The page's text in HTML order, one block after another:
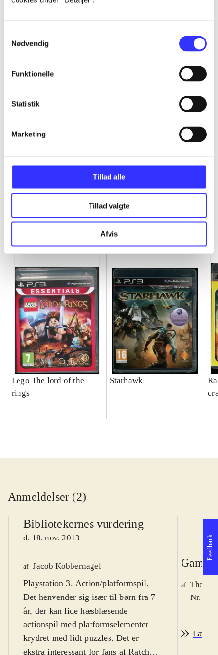
Nødvendig
Funktionelle
Statistik
Marketing
Tillad alle
Tillad valgte
Afvis
Minder om
Lego The lord of the
rings
Starhawk
Anmeldelser (2)
Bibliotekernes vurdering
d. 18. nov. 2013
af Jacob Kobbernagel
Playstation 3. Action/platformspil.
Det henvender sig især til børn fra 7
år, der kan lide hæsblæsende
actionspil med platformselementer
krydret med lidt puzzles. Det er
ekstra interessant for fans af Ratchet
Game
af
Nr.
Læs
Feedback